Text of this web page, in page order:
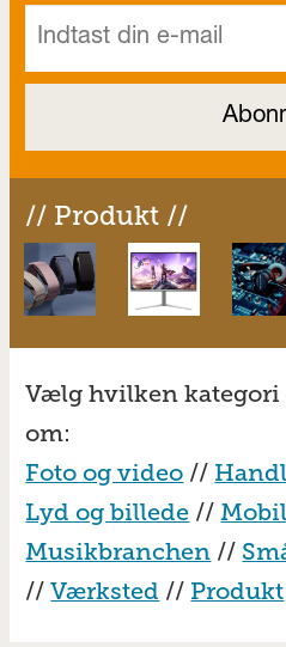
// Produkt //
Vælg hvilken
om:
Foto og video // Handl
Lyd og billede //
Musikbranchen //
//Værksted // Produkt